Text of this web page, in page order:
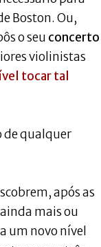
Boston. Ou,
o seu concerto
violinistas
tocar tal
de qualquer
após as
mais ou
um novo nível